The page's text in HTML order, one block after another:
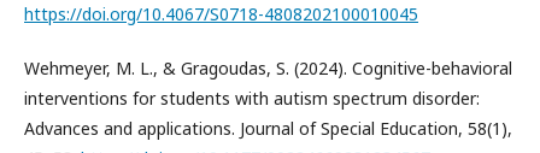
https://doi.org/10.4067/S0718-4808202100010045
Wehmeyer, M. L., & Gragoudas, S. (2024). Cognitive-behavioral
interventions for students with autism spectrum disorder:
Advances and applications. Journal of Special Education, 58(1),